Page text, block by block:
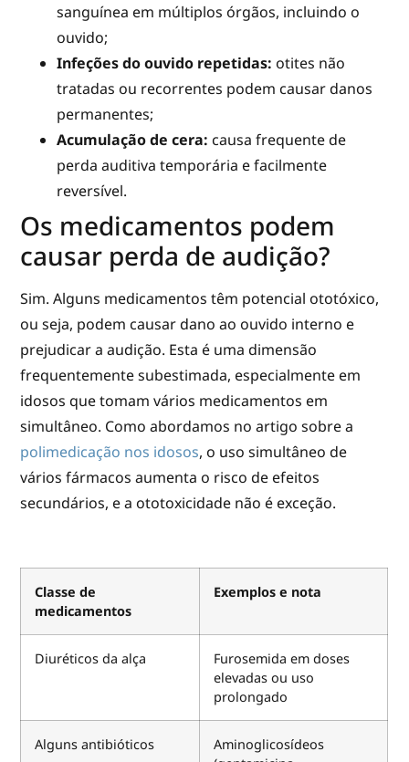
sanguínea em múltiplos órgãos, incluindo o
ouvido;
Infeções do ouvido repetidas: otites não
tratadas ou recorrentes podem causar danos
permanentes;
Acumulação de cera: causa frequente de
perda auditiva temporária e facilmente
reversível.
Os medicamentos podem
causar perda de audição?
Sim. Alguns medicamentos têm potencial ototóxico,
ou seja, podem causar dano ao ouvido interno e
prejudicar a audição. Esta é uma dimensão
frequentemente subestimada, especialmente em
idosos que tomam vários medicamentos em
simultâneo. Como abordamos no artigo sobre a
polimedicação nos idosos, o uso simultâneo de
vários fármacos aumenta o risco de efeitos
secundários, e a ototoxicidade não é exceção.
Classe de
medicamentos
Exemplos e nota
Diuréticos da alça
Furosemida em doses
elevadas ou uso
prolongado
Alguns antibióticos
Aminoglicosídeos